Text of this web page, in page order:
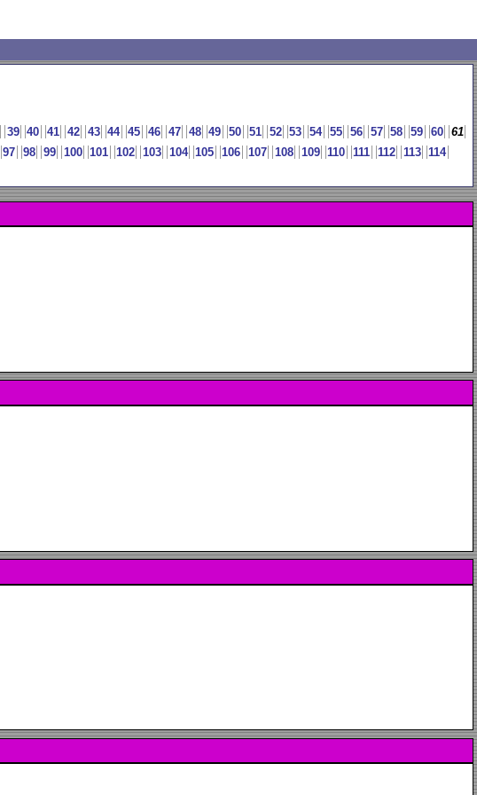
39 40 41 42 43 44 45 46 47 48 49 50 51 52 53 54 55 56 57 58 59 60
61
97 98 99 100 101 102 103 104 105 106 107 108 109 110 111 112 113
114